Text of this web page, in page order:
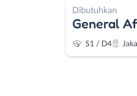
Dibutuhkan
General
S1 / D4